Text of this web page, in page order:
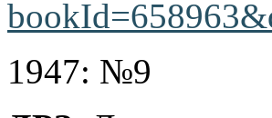
1947: №9